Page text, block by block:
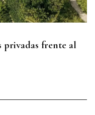
privadas frente al